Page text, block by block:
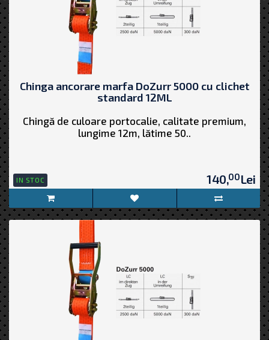
Chinga ancorare marfa DoZurr 5000 cu clichet
standard 12ML
Chingă de culoare portocalie, calitate premium,
lungime 12m, lătime 50..
IN STOC 140,00Lei